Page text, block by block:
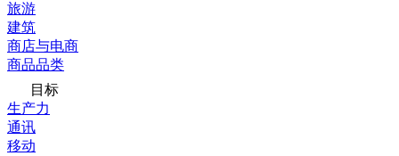
旅游
建筑
商店与电商
商品品类
目标
生产力
通讯
移动